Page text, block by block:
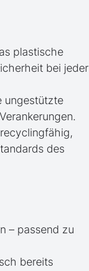
plastische
bei jeder
ungestützte
des
– passend zu
bereits